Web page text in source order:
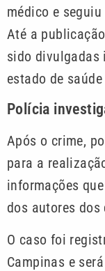
médico e
Até a
sido divulgadas
estado de
Polícia
Após o crime,
para a
informações
dos autores dos
O caso foi
Campinas e